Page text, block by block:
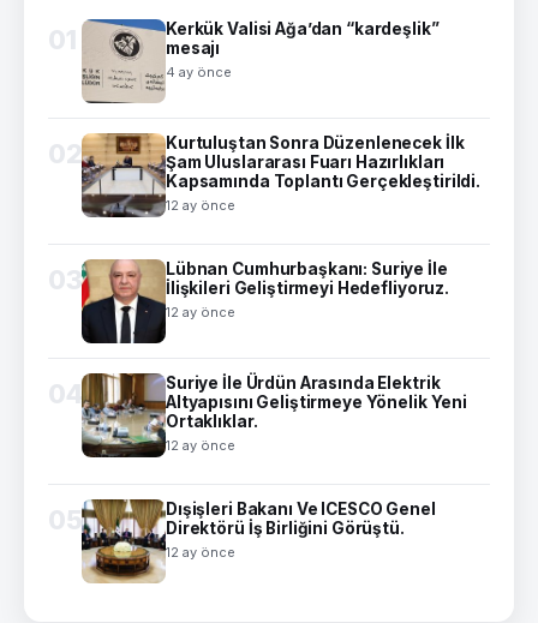
01
Kerkük Valisi Ağa’dan “kardeşlik”
mesajı
4 ay önce
02
Kurtuluştan Sonra Düzenlenecek İlk
Şam Uluslararası Fuarı Hazırlıkları
Kapsamında Toplantı Gerçekleştirildi.
12 ay önce
03
Lübnan Cumhurbaşkanı: Suriye İle
İlişkileri Geliştirmeyi Hedefliyoruz.
12 ay önce
04
Suriye İle Ürdün Arasında Elektrik
Altyapısını Geliştirmeye Yönelik Yeni
Ortaklıklar.
12 ay önce
05
Dışişleri Bakanı Ve ICESCO Genel
Direktörü İş Birliğini Görüştü.
12 ay önce